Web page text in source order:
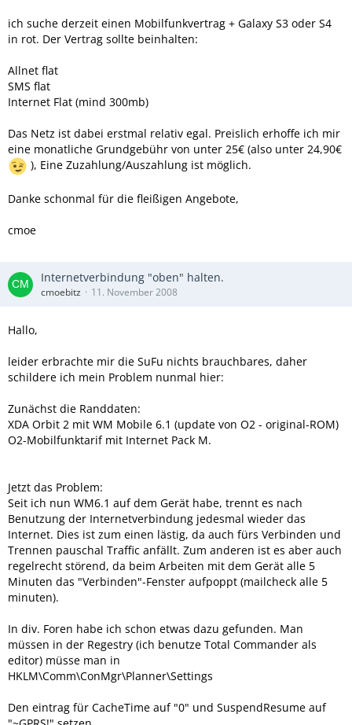
ich suche derzeit einen Mobilfunkvertrag + Galaxy S3 oder S4
in rot. Der Vertrag sollte beinhalten:
Allnet flat
SMS flat
Internet Flat (mind 300mb)
Das Netz ist dabei erstmal relativ egal. Preislich erhoffe ich mir
eine monatliche Grundgebühr von unter 25€ (also unter 24,90€
), Eine Zuzahlung/Auszahlung ist möglich.
Danke schonmal für die fleißigen Angebote,
cmoe
Internetverbindung "oben" halten.
cmoebitz 11. November 2008
Hallo,
leider erbrachte mir die SuFu nichts brauchbares, daher
schildere ich mein Problem nunmal hier:
Zunächst die Randdaten:
XDA Orbit 2 mit WM Mobile 6.1 (update von O2 - original-ROM)
O2-Mobilfunktarif mit Internet Pack M.
Jetzt das Problem:
Seit ich nun WM6.1 auf dem Gerät habe, trennt es nach
Benutzung der Internetverbindung jedesmal wieder das
Internet. Dies ist zum einen lästig, da auch fürs Verbinden und
Trennen pauschal Traffic anfällt. Zum anderen ist es aber auch
regelrecht störend, da beim Arbeiten mit dem Gerät alle 5
Minuten das "Verbinden"-Fenster aufpoppt (mailcheck alle 5
minuten).
In div. Foren habe ich schon etwas dazu gefunden. Man
müssen in der Regestry (ich benutze Total Commander als
editor) müsse man in
HKLM\Comm\ConMgr\Planner\Settings
Den eintrag für CacheTime auf "0" und SuspendResume auf